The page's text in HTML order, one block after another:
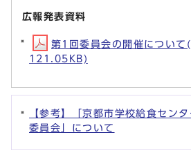
広報発表資料
第1回委員会の開催について
121.05KB)
【参考】「京都市学校給食セン
委員会」について